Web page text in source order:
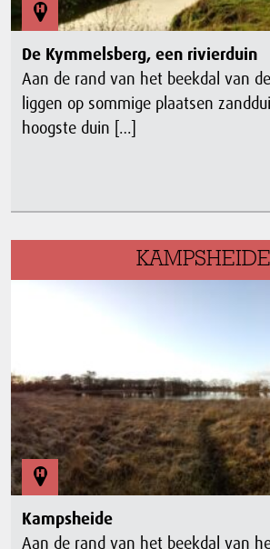
De Kymmelsberg, een rivierduin
Aan de rand van het beekdal van
liggen op sommige plaatsen
hoogste duin […]
KAMPSHEIDE
Kampsheide
Aan de rand van het beekdal van